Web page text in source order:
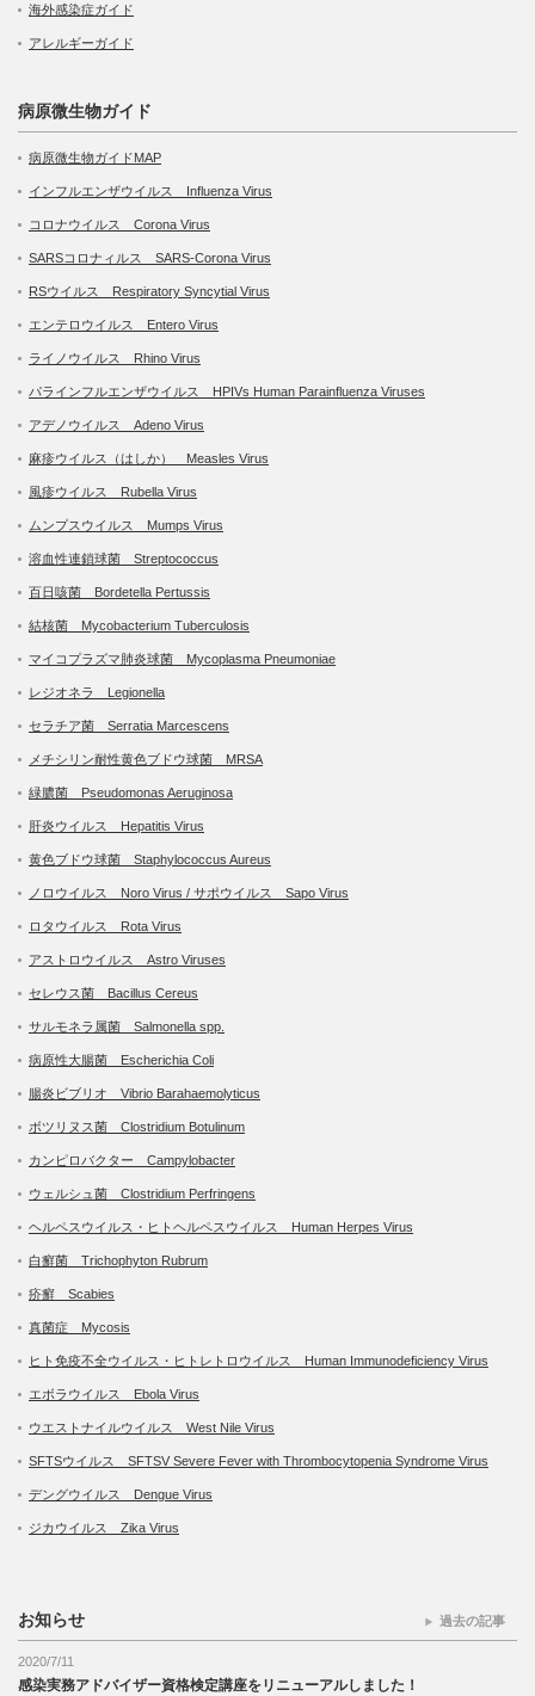
海外感染症ガイド
アレルギーガイド
病原微生物ガイド
病原微生物ガイドMAP
インフルエンザウイルス Influenza Virus
コロナウイルス Corona Virus
SARSコロナィルス SARS-Corona Virus
RSウイルス Respiratory Syncytial Virus
エンテロウイルス Entero Virus
ライノウイルス Rhino Virus
パラインフルエンザウイルス HPIVs Human Parainfluenza Viruses
アデノウイルス Adeno Virus
麻疹ウイルス（はしか） Measles Virus
風疹ウイルス Rubella Virus
ムンプスウイルス Mumps Virus
溶血性連鎖球菌 Streptococcus
百日咳菌 Bordetella Pertussis
結核菌 Mycobacterium Tuberculosis
マイコプラズマ肺炎球菌 Mycoplasma Pneumoniae
レジオネラ Legionella
セラチア菌 Serratia Marcescens
メチシリン耐性黄色ブドウ球菌 MRSA
緑膿菌 Pseudomonas Aeruginosa
肝炎ウイルス Hepatitis Virus
黄色ブドウ球菌 Staphylococcus Aureus
ノロウイルス Noro Virus / サポウイルス Sapo Virus
ロタウイルス Rota Virus
アストロウイルス Astro Viruses
セレウス菌 Bacillus Cereus
サルモネラ属菌 Salmonella spp.
病原性大腸菌 Escherichia Coli
腸炎ビブリオ Vibrio Barahaemolyticus
ボツリヌス菌 Clostridium Botulinum
カンピロバクター Campylobacter
ウェルシュ菌 Clostridium Perfringens
ヘルペスウイルス・ヒトヘルペスウイルス Human Herpes Virus
白癬菌 Trichophyton Rubrum
疥癬 Scabies
真菌症 Mycosis
ヒト免疫不全ウイルス・ヒトレトロウイルス Human Immunodeficiency Virus
エボラウイルス Ebola Virus
ウエストナイルウイルス West Nile Virus
SFTSウイルス SFTSV Severe Fever with Thrombocytopenia Syndrome Virus
デングウイルス Dengue Virus
ジカウイルス Zika Virus
お知らせ
2020/7/11
感染実務アドバイザー資格検定講座をリニューアルしました！
過去の記事